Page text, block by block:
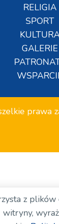
RELIGIA
SPORT
GALERIE
prawa
z